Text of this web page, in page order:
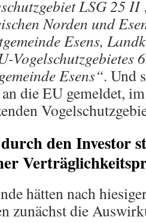
LSG 25 II
Norden und
Esens,
Vogelschutzgebietes
Esens“. Und
die EU gemeldet, im
den Investor
hätten nach
zunächst die